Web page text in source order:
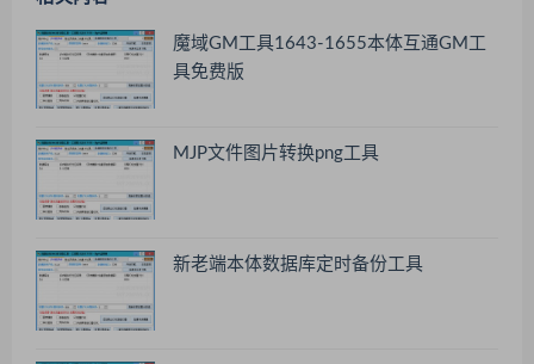
魔域GM工具1643-1655本体互通GM工
具免费版
MJP文件图片转换png工具
新老端本体数据库定时备份工具